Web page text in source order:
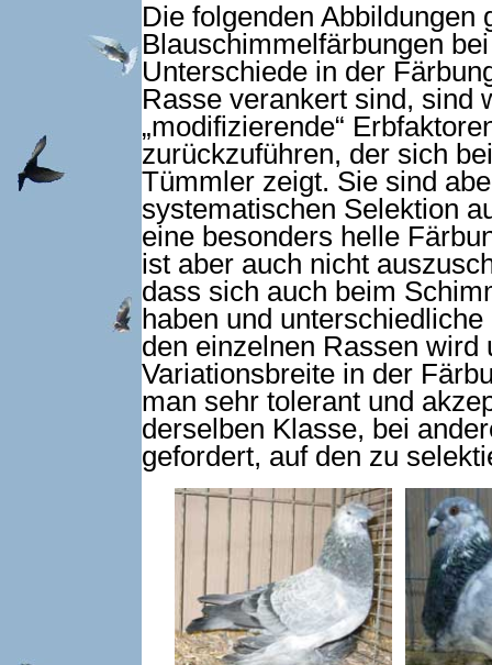
Die folgenden Abbildungen
Blauschimmelfärbungen
Unterschiede in der
Rasse verankert sind, sind
„modifizierende“
zurückzuführen, der sich
Tümmler zeigt. Sie sind
systematischen Selektion
eine besonders helle
ist aber auch nicht
dass sich auch beim
haben und
den einzelnen Rassen wird
Variationsbreite in der
man sehr tolerant und
derselben Klasse, bei
gefordert, auf den zu